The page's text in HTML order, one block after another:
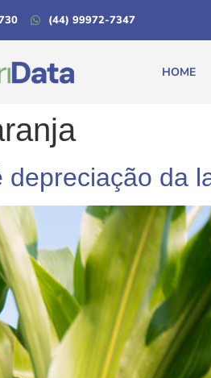
(44) 99972-7347
HOME
depreciação da